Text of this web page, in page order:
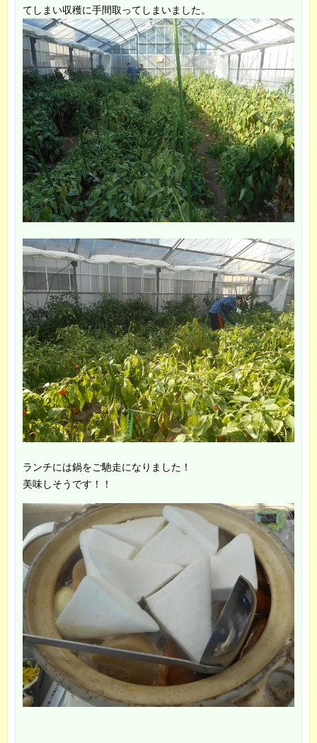
てしまい収穫に手間取ってしまいました。
ランチには鍋をご馳走になりました！
美味しそうです！！